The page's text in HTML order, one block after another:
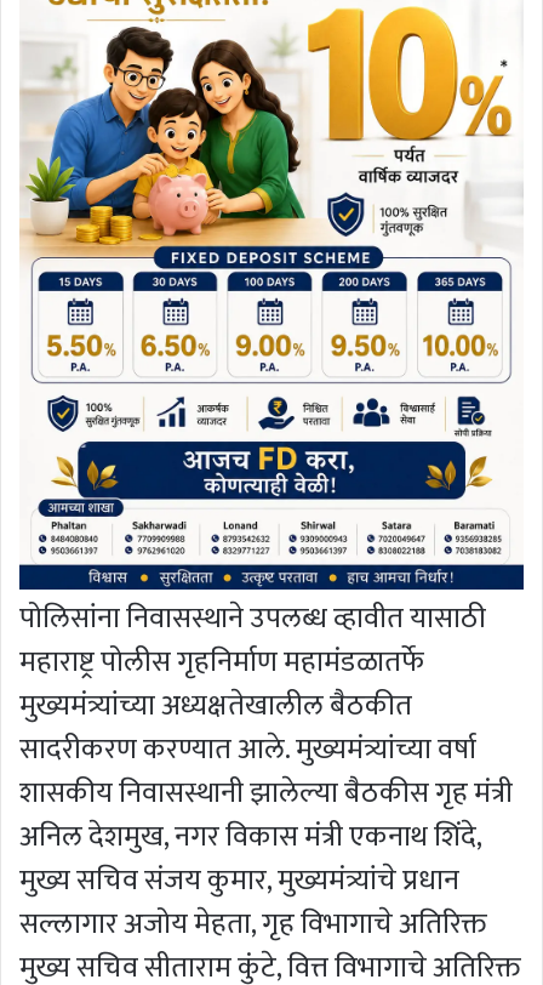
पोलिसांना निवासस्थाने उपलब्ध व्हावीत यासाठी
महाराष्ट्र पोलीस गृहनिर्माण महामंडळातर्फे
मुख्यमंत्र्यांच्या अध्यक्षतेखालील बैठकीत
सादरीकरण करण्यात आले. मुख्यमंत्र्यांच्या वर्षा
शासकीय निवासस्थानी झालेल्या बैठकीस गृह मंत्री
अनिल देशमुख, नगर विकास मंत्री एकनाथ शिंदे,
मुख्य सचिव संजय कुमार, मुख्यमंत्र्यांचे प्रधान
सल्लागार अजोय मेहता, गृह विभागाचे अतिरिक्त
मुख्य सचिव सीताराम कुंटे, वित्त विभागाचे अतिरिक्त